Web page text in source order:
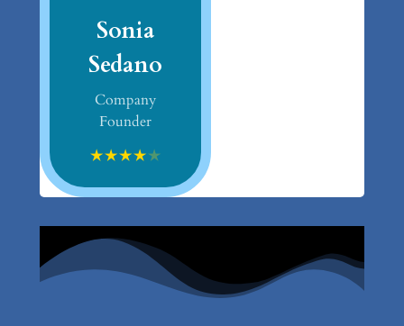
Sonia
Sedano
Company
Founder
★★★★★